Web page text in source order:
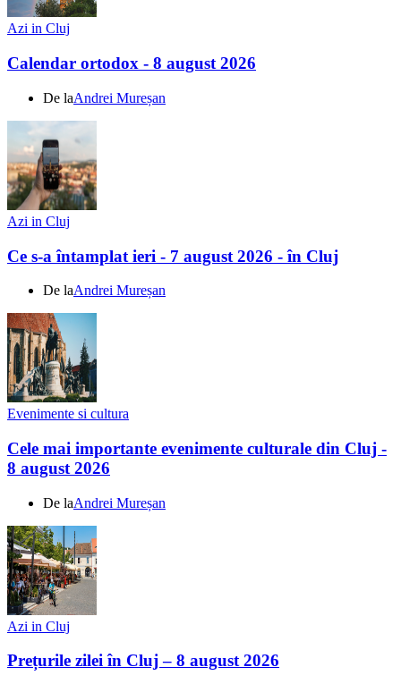
Azi in Cluj
Calendar ortodox - 8 august 2026
De laAndrei Mureșan
Azi in Cluj
Ce s-a întamplat ieri - 7 august 2026 - în Cluj
De laAndrei Mureșan
Evenimente si cultura
Cele mai importante evenimente culturale din Cluj -
8 august 2026
De laAndrei Mureșan
Azi in Cluj
Prețurile zilei în Cluj – 8 august 2026